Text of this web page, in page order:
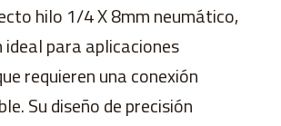
hilo 1/4 X 8mm neumático,
ideal para aplicaciones
requieren una conexión
Su diseño de precisión